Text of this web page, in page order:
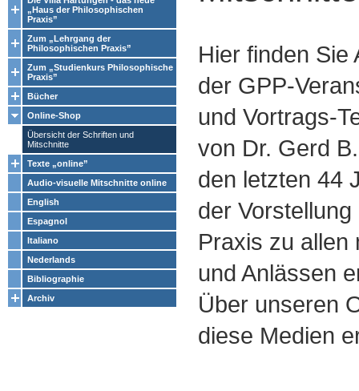
„Haus der Philosophischen
Praxis”
Zum „Lehrgang der
Philosophischen Praxis”
Zum „Studienkurs Philosophische
Praxis”
Bücher
Online-Shop
Übersicht der Schriften und
Mitschnitte
Texte „online”
Audio-visuelle Mitschnitte online
English
Espagnol
Italiano
Nederlands
Bibliographie
Archiv
Hier finden Sie
der GPP-
und Vortrags-
von Dr. Gerd
den letzten 44
der
Praxis zu allen
und Anlässen
Über unseren
diese Medien